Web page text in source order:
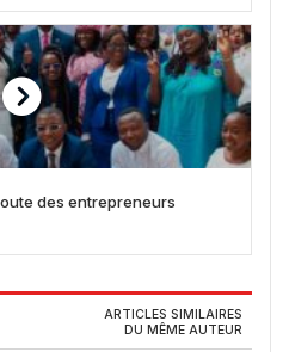
des entrepreneurs
ARTICLES SIMILAIRES
DU MÊME AUTEUR